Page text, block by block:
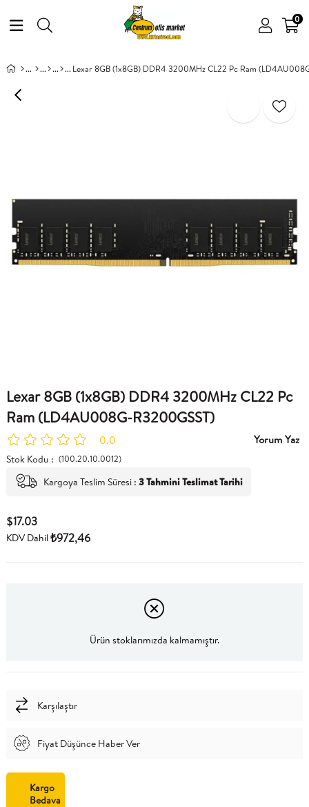
0
Lexar 8GB (1x8GB) DDR4 3200MHz CL22 Pc Ram
Lexar 8GB (1x8GB) DDR4 3200MHz CL22 Pc
Ram (LD4AU008G-R3200GSST)
0.0 Yorum Yaz
Stok Kodu (100.20.10.0012)
Kargoya Teslim Süresi : 3 Tahmini Teslimat Tarihi
$17.03
KDV Dahil₺972,46
Ürün stoklarımızda kalmamıştır.
Karşılaştır
Fiyat Düşünce Haber Ver
Kargo
Bedava